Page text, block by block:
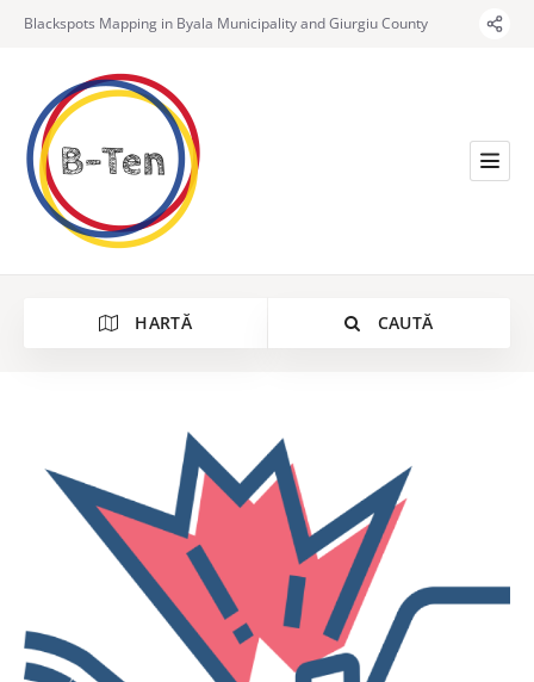
Blackspots Mapping in Byala Municipality and Giurgiu County
HARTĂ CAUTĂ
Categorie